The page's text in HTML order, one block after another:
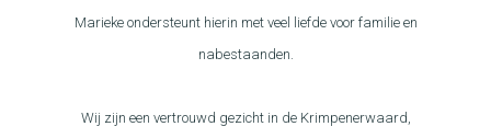
Marieke ondersteunt hierin met veel liefde voor familie en
nabestaanden.
Wij zijn een vertrouwd gezicht in de Krimpenerwaard,